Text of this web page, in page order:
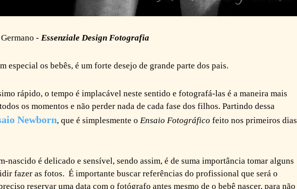
- Essenziale Design Fotografia
especial os bebês, é um forte desejo de grande parte dos pais.
rápido, o tempo é implacável neste sentido e fotografá-las é a maneira mais
os momentos e não perder nada de cada fase dos filhos. Partindo dessa
Newborn, que é simplesmente o Ensaio Fotográfico feito nos primeiros dias
nascido é delicado e sensível, sendo assim, é de suma importância tomar alguns
fazer as fotos. É importante buscar referências do profissional que será o
reservar uma data com o fotógrafo antes mesmo de o bebê nascer, para não